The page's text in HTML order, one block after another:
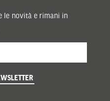
le novità e rimani in